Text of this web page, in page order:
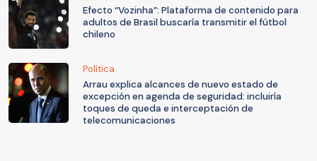
Efecto “Vozinha”: Plataforma de contenido para
adultos de Brasil buscaría transmitir el fútbol
chileno
Política
Arrau explica alcances de nuevo estado de
excepción en agenda de seguridad: incluiría
toques de queda e interceptación de
telecomunicaciones